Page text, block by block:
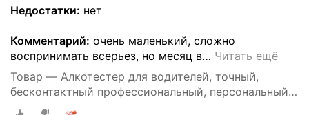
Недостатки: нет
Комментарий: очень маленький, сложно
воспринимать всерьез, но месяц в… Читать ещё
Товар — Алкотестер для водителей, точный,
бесконтактный профессиональный, персональный
DG shop